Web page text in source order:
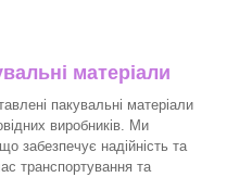
матеріали
пакувальні матеріали
виробників. Ми
забезпечує надійність та
транспортування та